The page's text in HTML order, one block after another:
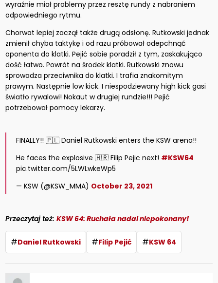
wyraźnie miał problemy przez resztę rundy z nabraniem
odpowiedniego rytmu.
Chorwat lepiej zaczął także drugą odsłonę. Rutkowski jednak
zmienił chyba taktykę i od razu próbował odepchnąć
oponenta do klatki. Pejić sobie poradził z tym, zaskakująco
dość łatwo. Powrót na środek klatki. Rutkowski znowu
sprowadza przeciwnika do klatki. I trafia znakomitym
prawym. Następnie low kick. I niespodziewany high kick gasi
światło rywalowi! Nokaut w drugiej rundzie!!! Pejić
potrzebował pomocy lekarzy.
FINALLY!! 🇵🇱 Daniel Rutkowski enters the KSW arena!!
He faces the explosive 🇭🇷 Filip Pejic next! #KSW64
pic.twitter.com/5LWLwkeWp5
— KSW (@KSW_MMA) October 23, 2021
Przeczytaj też:KSW 64: Ruchała nadal niepokonany!
#Daniel Rutkowski #Filip Pejić #KSW 64